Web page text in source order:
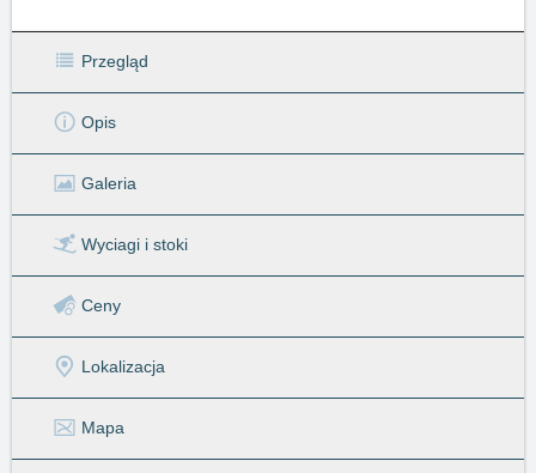
Przegląd
Opis
Galeria
Wyciagi i stoki
Ceny
Lokalizacja
Mapa